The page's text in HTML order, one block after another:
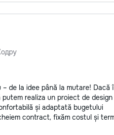
также
уходе
нас? •
de la idee până la mutare! Dacă
realiza un proiect de design
și adaptată bugetului
contract, fixăm costul și